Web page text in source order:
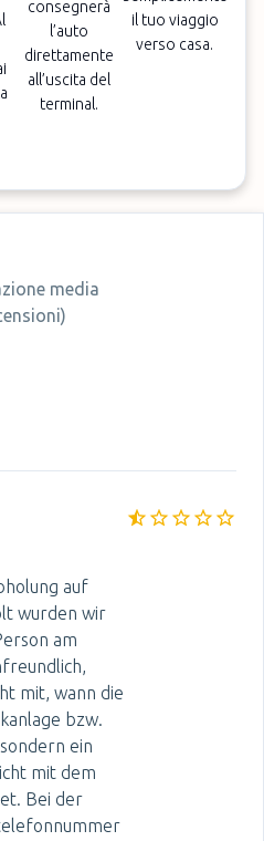
consegnerà
l’auto
direttamente
all’uscita del
terminal.
il tuo viaggio
verso casa.
media
)
auf
wurden wir
am
mit, wann die
bzw.
ein
mit dem
Bei der